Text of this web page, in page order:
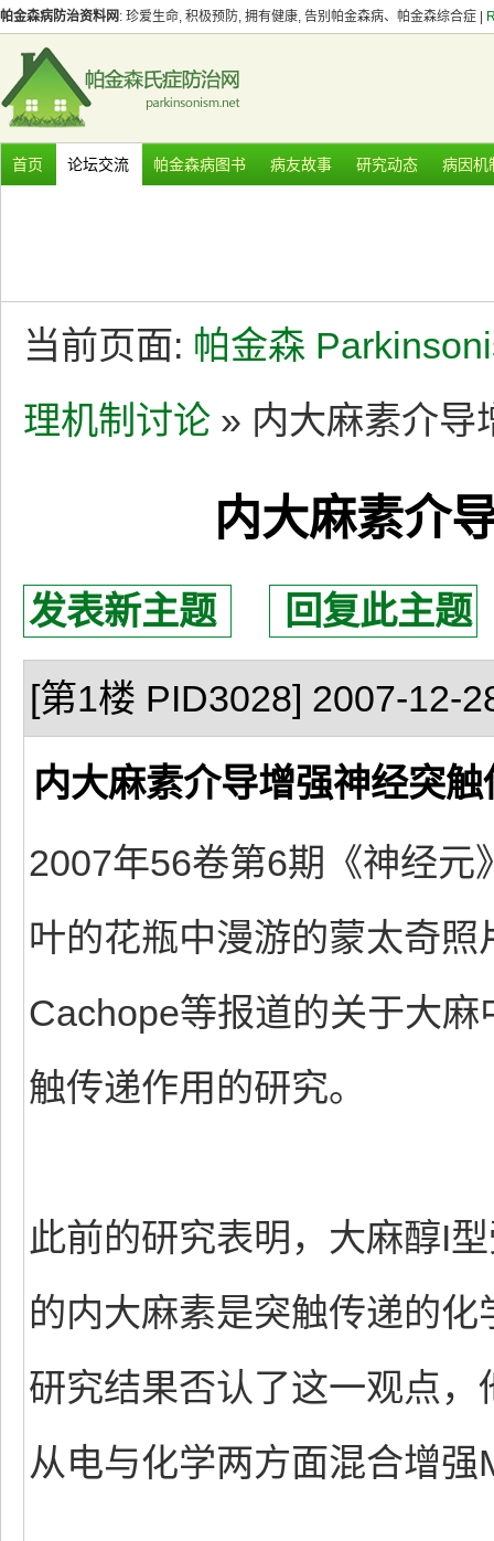
帕金森病防治资料网 : 珍爱生命, 积极预防, 拥有健康, 告别帕金森病、帕金森综合症 |
首页 论坛交流 帕金森病图书 病友故事 研究动态 病因机
当前页面: 帕金森
理机制讨论 » 内大麻素介导
内大麻素介
发表新主题 回复此主题
[第1楼 PID3028] 2007-12-
内大麻素介导增强神经突触
2007年56卷第6期《神经元
叶的花瓶中漫游的蒙太奇
Cachope等报道的关于大
触传递作用的研究。
此前的研究表明，大麻醇I
的内大麻素是突触传递的
研究结果否认了这一观点
从电与化学两方面混合增